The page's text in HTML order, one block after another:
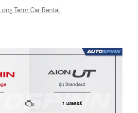
Term Car Rental